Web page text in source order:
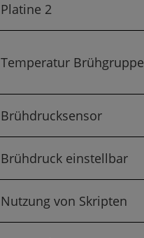
Platine 2
Temperatur Brühgruppe
Brühdrucksensor
Brühdruck einstellbar
Nutzung von Skripten